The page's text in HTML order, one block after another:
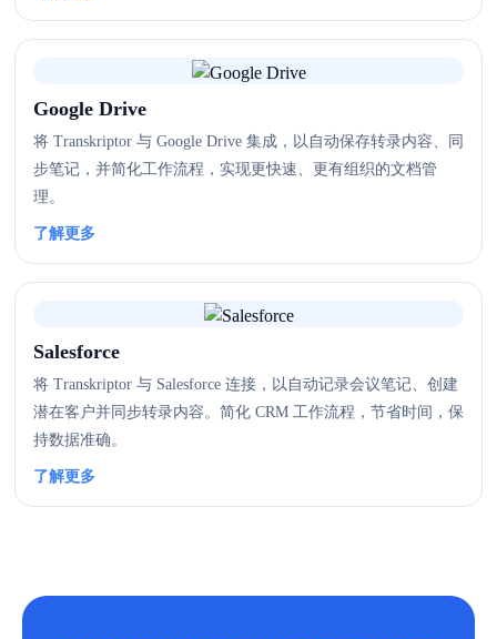
Google Drive
将 Transkriptor 与 Google Drive 集成，以自动保存转录内容、同
步笔记，并简化工作流程，实现更快速、更有组织的文档管
理。
了解更多
Salesforce
将 Transkriptor 与 Salesforce 连接，以自动记录会议笔记、创建
潜在客户并同步转录内容。简化 CRM 工作流程，节省时间，保
持数据准确。
了解更多